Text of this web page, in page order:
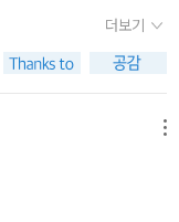
레드와 조지에게서 호
의 동네 호그스미드
스2000 빗자루가 산
을 다친 말포이는 꾀
슬픈 해그리드는 해
비싼 감이 없지않아
이 질이 깨끗한데 비
. 이상 울산광역시 남
더보기